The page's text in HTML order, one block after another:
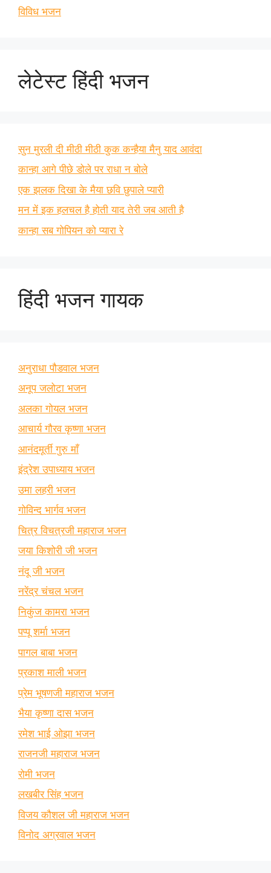
विविध भजन
लेटेस्ट हिंदी भजन
सुन मुरली दी मीठी मीठी कुक कन्हैया मैनु याद आवंदा
कान्हा आगे पीछे डोले पर राधा न बोले
एक झलक दिखा के मैया छवि छुपाले प्यारी
मन में इक हलचल है होती याद तेरी जब आती है
कान्हा सब गोपियन को प्यारा रे
हिंदी भजन गायक
अनुराधा पौडवाल भजन
अनूप जलोटा भजन
अलका गोयल भजन
आचार्य गौरव कृष्णा भजन
आनंदमूर्ती गुरु माँ
इंद्रेश उपाध्याय भजन
उमा लहरी भजन
गोविन्द भार्गव भजन
चित्र विचत्रजी महाराज भजन
जया किशोरी जी भजन
नंदू जी भजन
नरेंद्र चंचल भजन
निकुंज कामरा भजन
पप्पू शर्मा भजन
पागल बाबा भजन
प्रकाश माली भजन
प्रेम भूषणजी महाराज भजन
भैया कृष्णा दास भजन
रमेश भाई ओझा भजन
राजनजी महाराज भजन
रोमी भजन
लखबीर सिंह भजन
विजय कौशल जी महाराज भजन
विनोद अग्रवाल भजन